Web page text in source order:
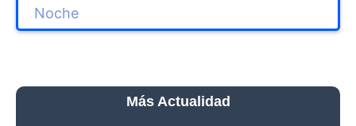
Más Actualidad
Noche